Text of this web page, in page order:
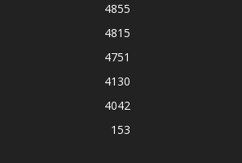
4855
4815
4751
4130
4042
153